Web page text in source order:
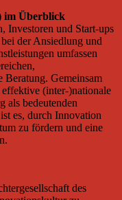
im Überblick
Investoren und Start-ups
der Ansiedlung und
umfassen
Beratung. Gemeinsam
(inter-)nationale
als bedeutenden
es, durch Innovation
zu fördern und eine
des